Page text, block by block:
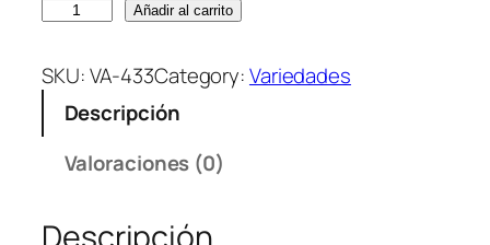
a
n
i
Añadir al carrito
SKU:VA-433Category:Variedades
Descripción
Valoraciones (0)
Descripción